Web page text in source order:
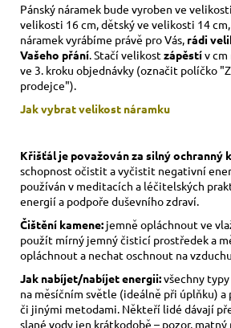
Pánský náramek bude vyroben ve
velikosti 16 cm, dětský ve velikosti 14 cm,
náramek vyrábíme právě pro Vás, rádi
Vašeho přání . Stačí velikostzápěstív cm
ve 3. kroku objednávky (označit políčko
prodejce").
Jak vybrat velikost náramku
Křišťál je považován za silný ochranný
schopnost očistit a vyčistit negativní
používán v meditacích a léčitelských
energií a podpoře duševního zdraví.
Čištění kamene: jemně opláchnout ve
použít mírný jemný čisticí prostředek a
opláchnout a nechat oschnout na vzduchu.
Jak nabíjet/nabíjet energii:všechny
na měsíčním světle (ideálně při úplňku)
či jinými metodami. Někteří lidé dávají
slané vody jen krátkodobě – pozor,